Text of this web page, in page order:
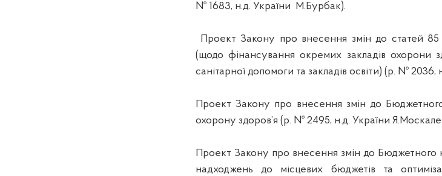
№ 1683, н.д. України М.Бурбак).
Проект Закону про внесення змін до статей
(щодо фінансування окремих закладів охорони
санітарної допомоги та закладів освіти) (р. № 2036,
Проект Закону про внесення змін до
охорону здоров’я (р. № 2495, н.д. України
Проект Закону про внесення змін до Бюджетного
надходжень до місцевих бюджетів та